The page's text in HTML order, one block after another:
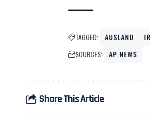
TAGGED: AUSLAND
SOURCES:
AP NEWS
Share This Article